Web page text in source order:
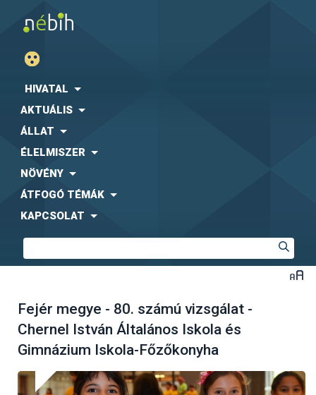
HIVATAL
AKTUÁLIS
ÁLLAT
ÉLELMISZER
NÖVÉNY
ÁTFOGÓ TÉMÁK
KAPCSOLAT
Fejér megye - 80. számú vizsgálat -
Chernel István Általános Iskola és
Gimnázium Iskola-Főzőkonyha